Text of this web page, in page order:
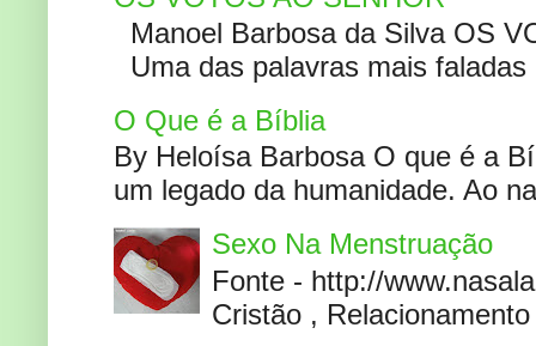
Manoel Barbosa da Silva OS
Uma das palavras mais
O Que é a Bíblia
By Heloísa Barbosa O que é a
um legado da humanidade. Ao
Sexo Na Menstruação
Fonte - http://
Cristão ,